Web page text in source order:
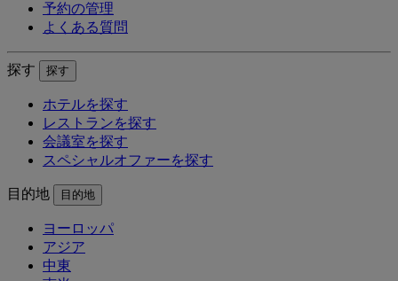
予約の管理
よくある質問
探す 探す
ホテルを探す
レストランを探す
会議室を探す
スペシャルオファーを探す
目的地 目的地
ヨーロッパ
アジア
中東